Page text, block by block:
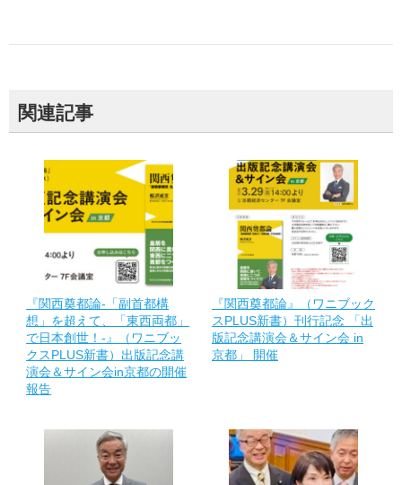
関連記事
『関西奠都論-「副首都構
想」を超えて、「東西両都」
で日本創世！-』（ワニブッ
クスPLUS新書）出版記念講
演会＆サイン会in京都の開催
報告
『関西奠都論』（ワニブック
スPLUS新書）刊行記念 「出
版記念講演会＆サイン会 in
京都」 開催